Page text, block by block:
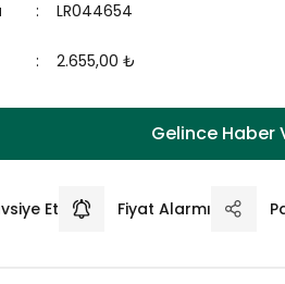
LR044654
2.655,00 ₺
Gelince Haber
Et Fiyat Alarmı